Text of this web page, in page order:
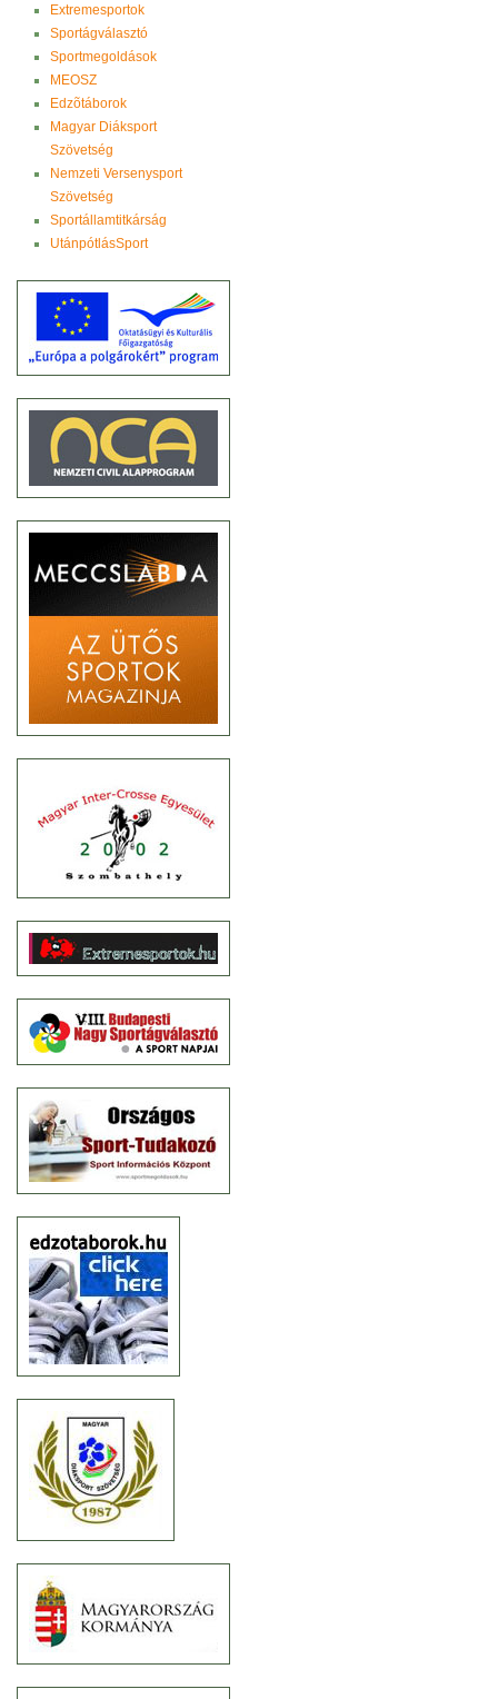
Extremesportok
Sportágválasztó
Sportmegoldások
MEOSZ
Edzõtáborok
Magyar Diáksport
Szövetség
Nemzeti Versenysport
Szövetség
Sportállamtitkárság
UtánpótlásSport